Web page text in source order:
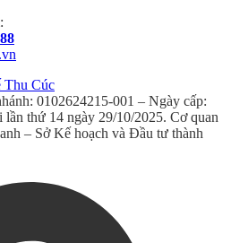
Thu Cúc
0102624215-001 – Ngày cấp:
thứ 14 ngày 29/10/2025. Cơ quan
– Sở Kế hoạch và Đầu tư thành